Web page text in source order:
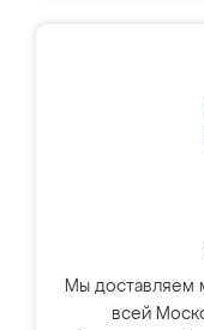
Мы доставляем
всей